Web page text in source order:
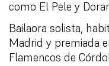
como El Pele y
Bailaora solista,
Madrid y premiada
Flamencos de